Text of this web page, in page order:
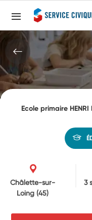
Ecole primaire HENRI
Châlette-sur-
Loing(45)
3